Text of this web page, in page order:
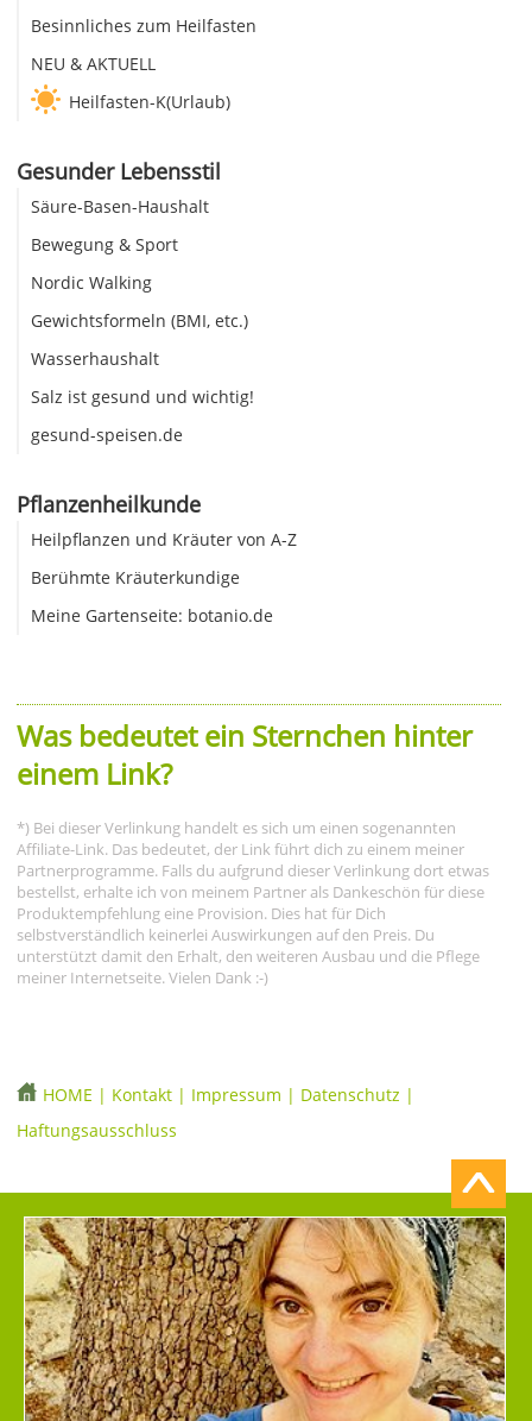
Besinnliches zum Heilfasten
NEU & AKTUELL
Heilfasten-K(Urlaub)
Gesunder Lebensstil
Säure-Basen-Haushalt
Bewegung & Sport
Nordic Walking
Gewichtsformeln (BMI, etc.)
Wasserhaushalt
Salz ist gesund und wichtig!
gesund-speisen.de
Pflanzenheilkunde
Heilpflanzen und Kräuter von A-Z
Berühmte Kräuterkundige
Meine Gartenseite: botanio.de
Was bedeutet ein Sternchen hinter
einem Link?
*) Bei dieser Verlinkung handelt es sich um einen sogenannten
Affiliate-Link. Das bedeutet, der Link führt dich zu einem meiner
Partnerprogramme. Falls du aufgrund dieser Verlinkung dort etwas
bestellst, erhalte ich von meinem Partner als Dankeschön für diese
Produktempfehlung eine Provision. Dies hat für Dich
selbstverständlich keinerlei Auswirkungen auf den Preis. Du
unterstützt damit den Erhalt, den weiteren Ausbau und die Pflege
meiner Internetseite. Vielen Dank :-)
HOME | Kontakt | Impressum | Datenschutz |
Haftungsausschluss